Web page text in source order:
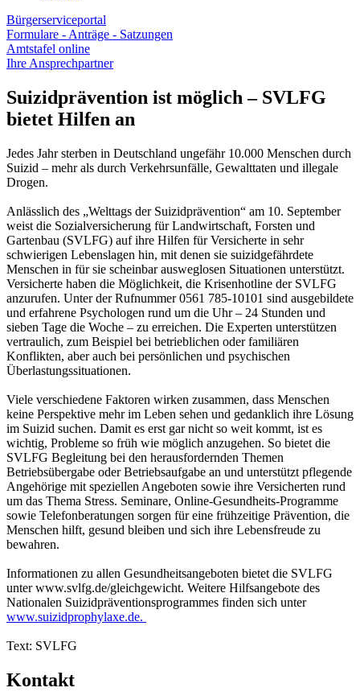
Bürgerserviceportal
Formulare - Anträge - Satzungen
Amtstafel online
Ihre Ansprechpartner
Suizidprävention ist möglich – SVLFG
bietet Hilfen an
Jedes Jahr sterben in Deutschland ungefähr 10.000 Menschen durch
Suizid – mehr als durch Verkehrsunfälle, Gewalttaten und illegale
Drogen.
Anlässlich des „Welttags der Suizidprävention“ am 10. September
weist die Sozialversicherung für Landwirtschaft, Forsten und
Gartenbau (SVLFG) auf ihre Hilfen für Versicherte in sehr
schwierigen Lebenslagen hin, mit denen sie suizidgefährdete
Menschen in für sie scheinbar ausweglosen Situationen unterstützt.
Versicherte haben die Möglichkeit, die Krisenhotline der SVLFG
anzurufen. Unter der Rufnummer 0561 785-10101 sind ausgebildete
und erfahrene Psychologen rund um die Uhr – 24 Stunden und
sieben Tage die Woche – zu erreichen. Die Experten unterstützen
vertraulich, zum Beispiel bei betrieblichen oder familiären
Konflikten, aber auch bei persönlichen und psychischen
Überlastungssituationen.
Viele verschiedene Faktoren wirken zusammen, dass Menschen
keine Perspektive mehr im Leben sehen und gedanklich ihre Lösung
im Suizid suchen. Damit es erst gar nicht so weit kommt, ist es
wichtig, Probleme so früh wie möglich anzugehen. So bietet die
SVLFG Begleitung bei den herausfordernden Themen
Betriebsübergabe oder Betriebsaufgabe an und unterstützt pflegende
Angehörige mit speziellen Angeboten sowie ihre Versicherten rund
um das Thema Stress. Seminare, Online-Gesundheits-Programme
sowie Telefonberatungen sorgen für eine frühzeitige Prävention, die
Menschen hilft, gesund bleiben und sich ihre Lebensfreude zu
bewahren.
Informationen zu allen Gesundheitsangeboten bietet die SVLFG
unter www.svlfg.de/gleichgewicht. Weitere Hilfsangebote des
Nationalen Suizidpräventionsprogrammes finden sich unter
www.suizidprophylaxe.de.
Text: SVLFG
Kontakt